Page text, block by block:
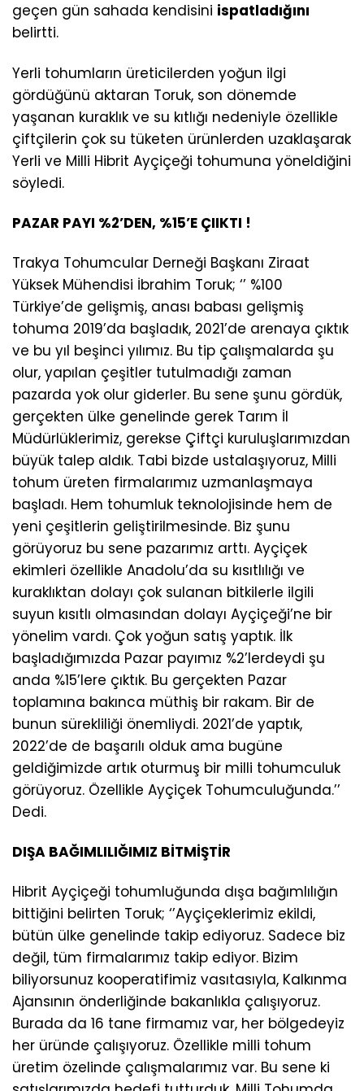
geçen gün sahada kendisini ispatladığını
belirtti.
Yerli tohumların üreticilerden yoğun ilgi
gördüğünü aktaran Toruk, son dönemde
yaşanan kuraklık ve su kıtlığı nedeniyle özellikle
çiftçilerin çok su tüketen ürünlerden uzaklaşarak
Yerli ve Milli Hibrit Ayçiçeği tohumuna yöneldiğini
söyledi.
PAZAR PAYI %2’DEN, %15’E ÇIIKTI !
Trakya Tohumcular Derneği Başkanı Ziraat
Yüksek Mühendisi İbrahim Toruk; ‘’ %100
Türkiye’de gelişmiş, anası babası gelişmiş
tohuma 2019’da başladık, 2021’de arenaya çıktık
ve bu yıl beşinci yılımız. Bu tip çalışmalarda şu
olur, yapılan çeşitler tutulmadığı zaman
pazarda yok olur giderler. Bu sene şunu gördük,
gerçekten ülke genelinde gerek Tarım İl
Müdürlüklerimiz, gerekse Çiftçi kuruluşlarımızdan
büyük talep aldık. Tabi bizde ustalaşıyoruz, Milli
tohum üreten firmalarımız uzmanlaşmaya
başladı. Hem tohumluk teknolojisinde hem de
yeni çeşitlerin geliştirilmesinde. Biz şunu
görüyoruz bu sene pazarımız arttı. Ayçiçek
ekimleri özellikle Anadolu’da su kısıtlılığı ve
kuraklıktan dolayı çok sulanan bitkilerle ilgili
suyun kısıtlı olmasından dolayı Ayçiçeği’ne bir
yönelim vardı. Çok yoğun satış yaptık. İlk
başladığımızda Pazar payımız %2’lerdeydi şu
anda %15’lere çıktık. Bu gerçekten Pazar
toplamına bakınca müthiş bir rakam. Bir de
bunun sürekliliği önemliydi. 2021’de yaptık,
2022’de de başarılı olduk ama bugüne
geldiğimizde artık oturmuş bir milli tohumculuk
görüyoruz. Özellikle Ayçiçek Tohumculuğunda.’’
Dedi.
DIŞA BAĞIMLILIĞIMIZ BİTMİŞTİR
Hibrit Ayçiçeği tohumluğunda dışa bağımlılığın
bittiğini belirten Toruk; ‘’Ayçiçeklerimiz ekildi,
bütün ülke genelinde takip ediyoruz. Sadece biz
değil, tüm firmalarımız takip ediyor. Bizim
biliyorsunuz kooperatifimiz vasıtasıyla, Kalkınma
Ajansının önderliğinde bakanlıkla çalışıyoruz.
Burada da 16 tane firmamız var, her bölgedeyiz
her üründe çalışıyoruz. Özellikle milli tohum
üretim özelinde çalışmalarımız var. Bu sene ki